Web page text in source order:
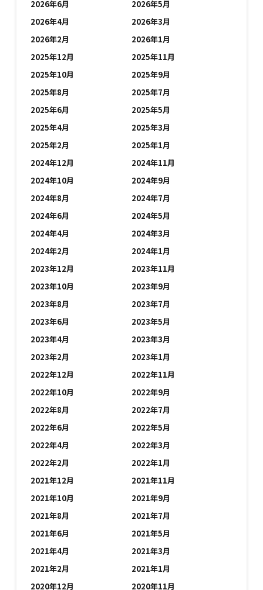
2026年6月
2026年5月
2026年4月
2026年3月
2026年2月
2026年1月
2025年12月
2025年11月
2025年10月
2025年9月
2025年8月
2025年7月
2025年6月
2025年5月
2025年4月
2025年3月
2025年2月
2025年1月
2024年12月
2024年11月
2024年10月
2024年9月
2024年8月
2024年7月
2024年6月
2024年5月
2024年4月
2024年3月
2024年2月
2024年1月
2023年12月
2023年11月
2023年10月
2023年9月
2023年8月
2023年7月
2023年6月
2023年5月
2023年4月
2023年3月
2023年2月
2023年1月
2022年12月
2022年11月
2022年10月
2022年9月
2022年8月
2022年7月
2022年6月
2022年5月
2022年4月
2022年3月
2022年2月
2022年1月
2021年12月
2021年11月
2021年10月
2021年9月
2021年8月
2021年7月
2021年6月
2021年5月
2021年4月
2021年3月
2021年2月
2021年1月
2020年12月
2020年11月